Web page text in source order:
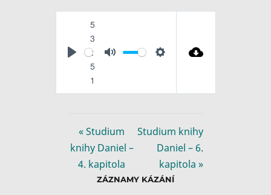
P
5
3
:
5
1
M
S
n
g
s
« Studium
knihy Daniel –
4. kapitola
Studium knihy
Daniel – 6.
kapitola »
ZÁZNAMY KÁZÁNÍ